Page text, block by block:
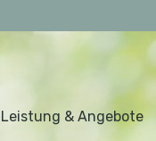
Leistung & Angebote